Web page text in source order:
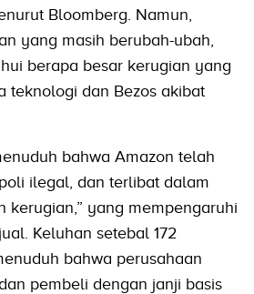
Bloomberg. Namun,
yang masih berubah-ubah,
berapa besar kerugian yang
teknologi dan Bezos akibat
bahwa Amazon telah
ilegal, dan terlibat dalam
kerugian,” yang mempengaruhi
Keluhan setebal 172
bahwa perusahaan
pembeli dengan janji basis